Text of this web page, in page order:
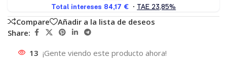
Compare
Añadir a la lista de deseos
Share:
13 ¡Gente viendo este producto ahora!